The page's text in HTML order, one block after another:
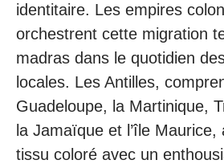
identitaire. Les empires
orchestrent cette migration
madras dans le quotidien
locales. Les Antilles,
Guadeloupe, la Martinique,
la Jamaïque et l’île Maurice,
tissu coloré avec un